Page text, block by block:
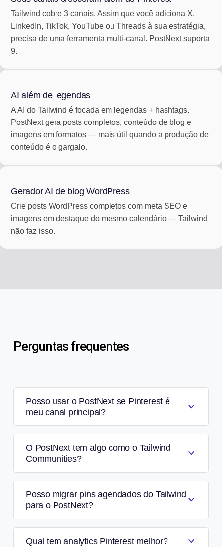
Tailwind cobre 3 canais. Assim que você adiciona X,
LinkedIn, TikTok, YouTube ou Threads à sua estratégia,
precisa de uma ferramenta multi-canal. PostNext suporta
9.
AI além de legendas
A AI do Tailwind é focada em legendas + hashtags.
PostNext gera posts completos, conteúdo de blog e
imagens em formatos — mais útil quando a produção de
conteúdo é o gargalo.
Gerador AI de blog WordPress
Crie posts WordPress completos com meta SEO e
imagens em destaque do mesmo calendário — Tailwind
não faz isso.
Perguntas frequentes
Posso usar o PostNext se Pinterest é
meu canal principal?
O PostNext tem algo como o Tailwind
Communities?
Posso migrar pins agendados do Tailwind
para o PostNext?
Qual tem analytics Pinterest melhor?